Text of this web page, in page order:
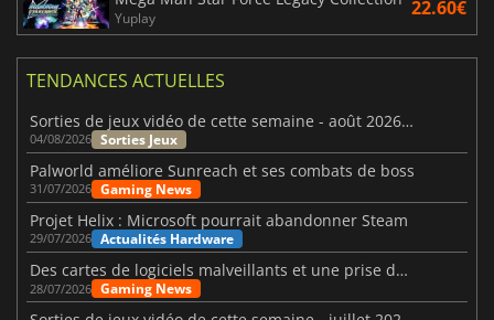
Yuplay 22.60€
TENDANCES ACTUELLES
Sorties de jeux vidéo de cette semaine - août 2026 (semaine 32)
04/08/2026 Sorties Jeux
Palworld améliore Sunreach et ses combats de boss
31/07/2026 Gaming News
Projet Helix : Microsoft pourrait abandonner Steam
29/07/2026 Actualités Hardware
Des cartes de logiciels malveillants et une prise de contrôle de Discord ont touché Meccha Chameleon
28/07/2026 Gaming News